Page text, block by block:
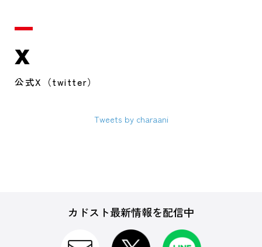
X
公式X（twitter）
Tweets by charaani
カドスト最新情報を配信中